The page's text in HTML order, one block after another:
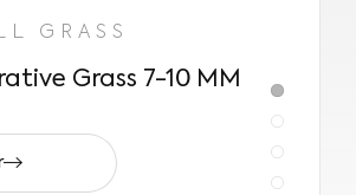
GRASS
Grass 7-10 MM